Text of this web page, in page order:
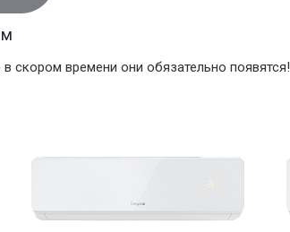
скором времени они обязательно появятся!